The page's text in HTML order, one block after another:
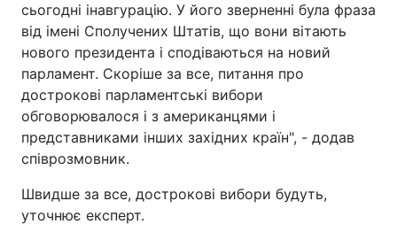
сьогодні інавгурацію. У його зверненні була фраза
від імені Сполучених Штатів, що вони вітають
нового президента і сподіваються на новий
парламент. Скоріше за все, питання про
дострокові парламентські вибори
обговорювалося і з американцями і
представниками інших західних країн", - додав
співрозмовник.
Швидше за все, дострокові вибори будуть,
уточнює експерт.